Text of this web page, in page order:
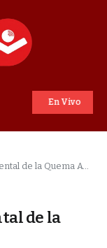
de la Quema Avanza
de la